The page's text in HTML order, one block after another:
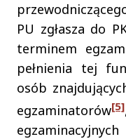
PU zgłasza do
terminem
pełnienia tej
osób
egzaminatorów[5]